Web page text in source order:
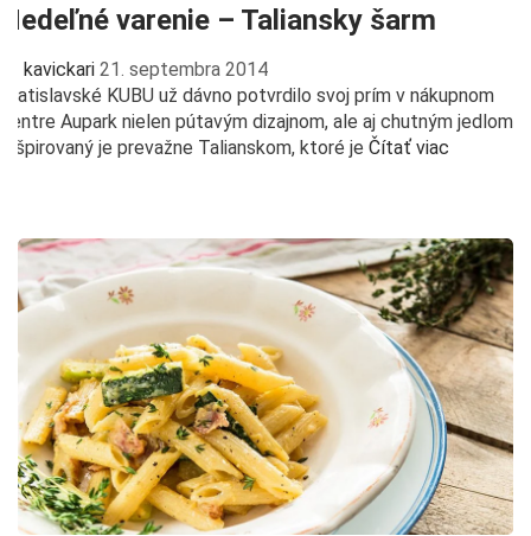
Nedeľné varenie – Taliansky šarm
kavickari 21. septembra 2014
Bratislavské KUBU už dávno potvrdilo svoj prím v nákupnom
centre Aupark nielen pútavým dizajnom, ale aj chutným jedlom.
Inšpirovaný je prevažne Talianskom, ktoré je Čítať viac